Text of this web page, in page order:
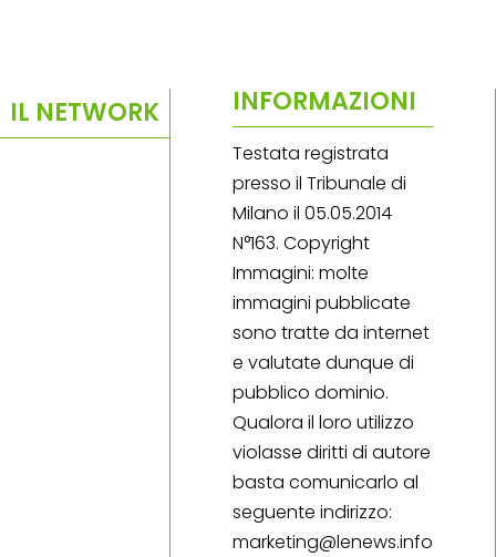
IL NETWORK INFORMAZIONI
Testata registrata
presso il Tribunale di
Milano il 05.05.2014
N°163. Copyright
Immagini: molte
immagini pubblicate
sono tratte da internet
e valutate dunque di
pubblico dominio.
Qualora il loro utilizzo
violasse diritti di autore
basta comunicarlo al
seguente indirizzo:
marketing@lenews.info